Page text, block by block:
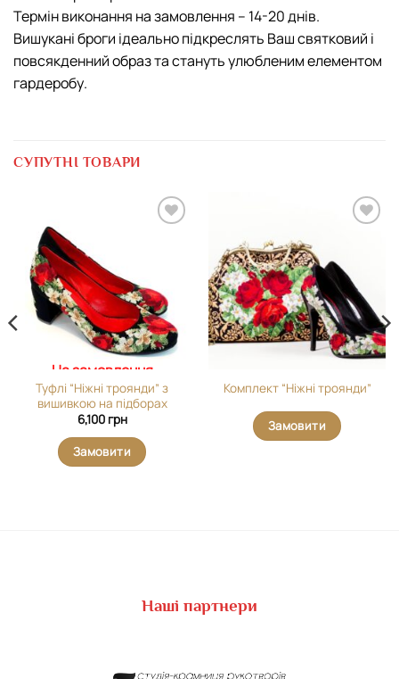
Термін виконання на замовлення – 14-20 днів.
Вишукані броги ідеально підкреслять Ваш святковий і
повсякденний образ та стануть улюбленим елементом
гардеробу.
СУПУТНІ ТОВАРИ
На замовлення
Туфлі “Ніжні троянди” з
вишивкою на підборах
6,100 грн
Замовити
вибране
Комплект “Ніжні троянди”
Замовити
Наші партнери